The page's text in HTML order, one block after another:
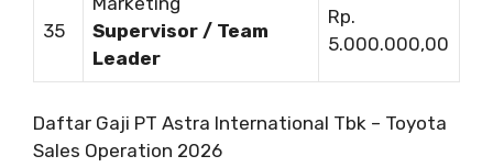
35
Supervisor / Team
Leader
Rp.
5.000.000,00
Daftar Gaji PT Astra International Tbk – Toyota
Sales Operation 2026